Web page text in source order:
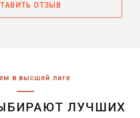
ОТЗЫВ
в высшей лиге
ЛУЧШИХ